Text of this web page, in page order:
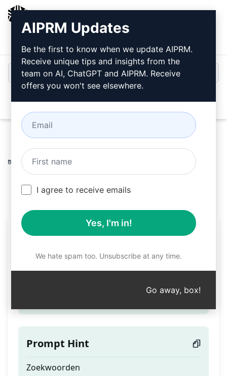
Inloggen
Home / AI-instructies
Accounting Prompts
Deepak Yadav
December 8, 2023
312
0 186
Trefwoord
Teaser
Prompt Hint
Zoekwoorden
AIPRM Updates
Be the first to know when we update AIPRM.
Receive unique tips and insights from the
team on AI, ChatGPT and AIPRM. Receive
offers you won't see elsewhere.
I agree to receive emails
Yes, I'm in!
We hate spam too. Unsubscribe at any time.
Go away, box!